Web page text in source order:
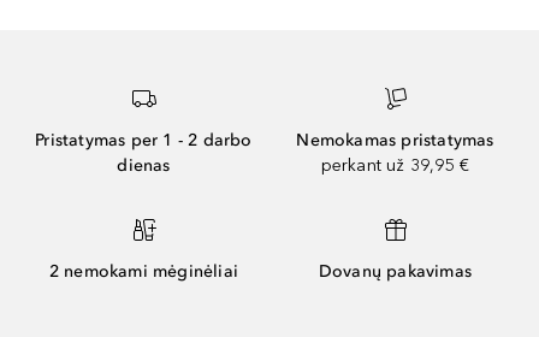
Pristatymas per 1 - 2 darbo
dienas
Nemokamas pristatymas
perkant už 39,95 €
2 nemokami mėginėliai Dovanų pakavimas